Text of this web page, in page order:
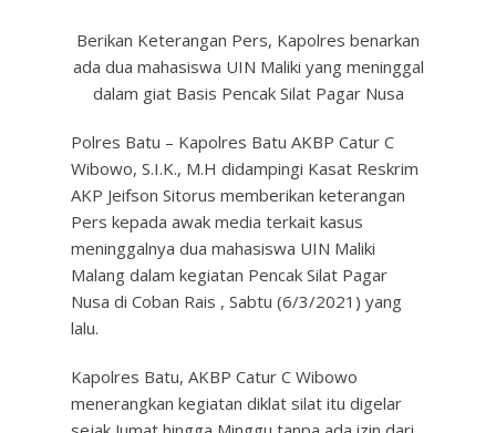
Berikan Keterangan Pers, Kapolres benarkan
ada dua mahasiswa UIN Maliki yang meninggal
dalam giat Basis Pencak Silat Pagar Nusa
Polres Batu – Kapolres Batu AKBP Catur C
Wibowo, S.I.K., M.H didampingi Kasat Reskrim
AKP Jeifson Sitorus memberikan keterangan
Pers kepada awak media terkait kasus
meninggalnya dua mahasiswa UIN Maliki
Malang dalam kegiatan Pencak Silat Pagar
Nusa di Coban Rais , Sabtu (6/3/2021) yang
lalu.
Kapolres Batu, AKBP Catur C Wibowo
menerangkan kegiatan diklat silat itu digelar